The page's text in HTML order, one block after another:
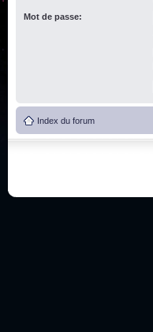
Mot de passe:
Index du forum